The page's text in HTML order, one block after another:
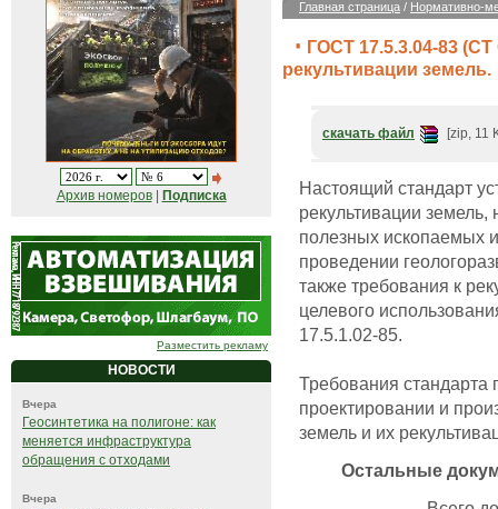
Архив номеров| Подписка
Разместить рекламу
НОВОСТИ
Вчера
Геосинтетика на полигоне: как
меняется инфраструктура
обращения с отходами
Вчера
Главная страница / Нормативно-
ГОСТ 17.5.3.04-83
рекультивации земель.
скачать файл [zip, 11
Настоящий стандарт
рекультивации
полезных ископаемых
проведении
также требования к
целевого
17.5.1.02-85.
Требования
проектировании и
земель и их
Остальные